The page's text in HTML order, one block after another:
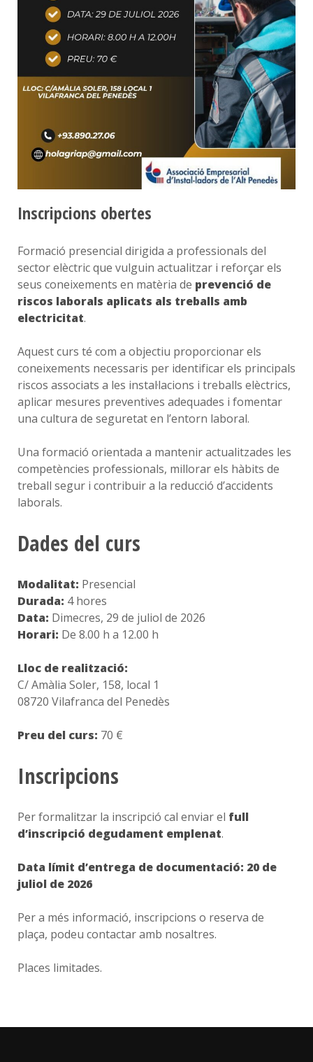
Inscripcions obertes
Formació presencial dirigida a professionals del
sector elèctric que vulguin actualitzar i reforçar els
seus coneixements en matèria de prevenció de
riscos laborals aplicats als treballs amb
electricitat.
Aquest curs té com a objectiu proporcionar els
coneixements necessaris per identificar els principals
riscos associats a les instal·lacions i treballs elèctrics,
aplicar mesures preventives adequades i fomentar
una cultura de seguretat en l’entorn laboral.
Una formació orientada a mantenir actualitzades les
competències professionals, millorar els hàbits de
treball segur i contribuir a la reducció d’accidents
laborals.
Dades del curs
Modalitat: Presencial
Durada: 4 hores
Data: Dimecres, 29 de juliol de 2026
Horari: De 8.00 h a 12.00 h
Lloc de realització:
C/ Amàlia Soler, 158, local 1
08720 Vilafranca del Penedès
Preu del curs: 70 €
Inscripcions
Per formalitzar la inscripció cal enviar el full
d’inscripció degudament emplenat.
Data límit d’entrega de documentació: 20 de
juliol de 2026
Per a més informació, inscripcions o reserva de
plaça, podeu contactar amb nosaltres.
Places limitades.